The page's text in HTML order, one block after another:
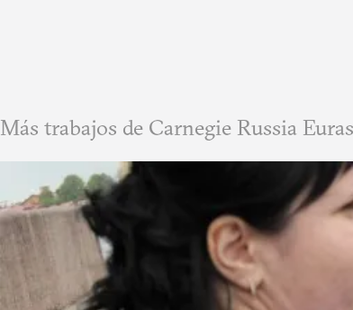
Más trabajos de Carnegie Russia